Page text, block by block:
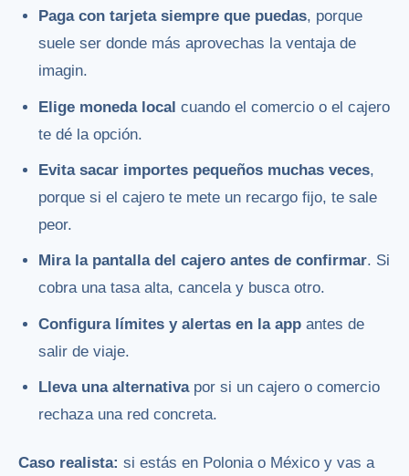
Paga con tarjeta siempre que puedas, porque
suele ser donde más aprovechas la ventaja de
imagin.
Elige moneda local cuando el comercio o el cajero
te dé la opción.
Evita sacar importes pequeños muchas veces,
porque si el cajero te mete un recargo fijo, te sale
peor.
Mira la pantalla del cajero antes de confirmar. Si
cobra una tasa alta, cancela y busca otro.
Configura límites y alertas en la app antes de
salir de viaje.
Lleva una alternativapor si un cajero o comercio
rechaza una red concreta.
Caso realista: si estás en Polonia o México y vas a